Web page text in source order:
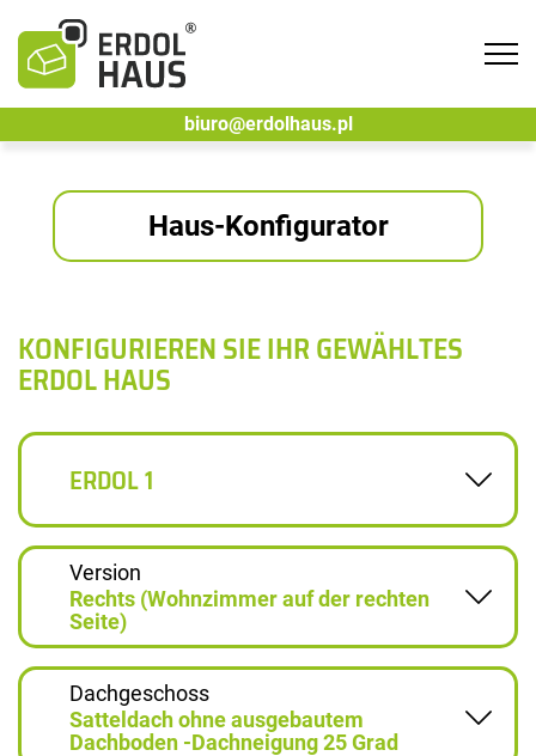
biuro@erdolhaus.pl
Haus-Konfigurator
KONFIGURIEREN SIE IHR GEWÄHLTES
ERDOL HAUS
ERDOL 1
Version
Rechts (Wohnzimmer auf der rechten
Seite)
Dachgeschoss
Satteldach ohne ausgebautem
Dachboden -Dachneigung 25 Grad